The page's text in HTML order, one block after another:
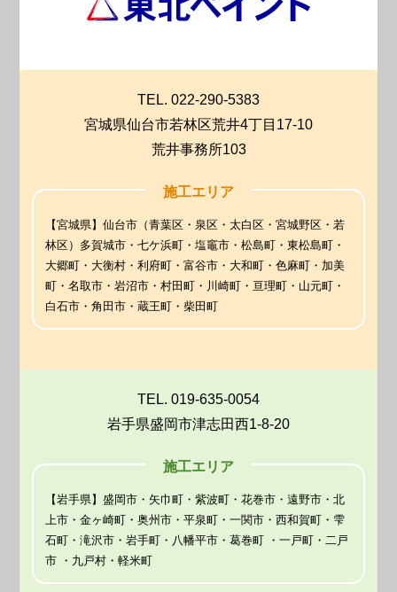
TEL. 022-290-5383
宮城県仙台市若林区荒井4丁目17-10
荒井事務所103
施工エリア
【宮城県】仙台市（青葉区・泉区・太白区・宮城野区・若
林区）多賀城市・七ケ浜町・塩竈市・松島町・東松島町・
大郷町・大衡村・利府町・富谷市・大和町・色麻町・加美
町・名取市・岩沼市・村田町・川崎町・亘理町・山元町・
白石市・角田市・蔵王町・柴田町
TEL. 019-635-0054
岩手県盛岡市津志田西1-8-20
施工エリア
【岩手県】盛岡市・矢巾町・紫波町・花巻市・遠野市・北
上市・金ヶ崎町・奥州市・平泉町・一関市・西和賀町・雫
石町・滝沢市・岩手町・八幡平市・葛巻町 ・一戸町・二戸
市 ・九戸村・軽米町